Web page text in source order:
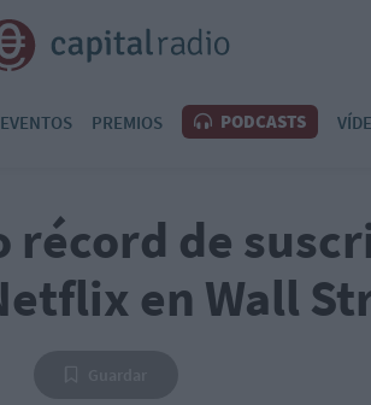
EVENTOS PREMIOS PODCASTS
récord de
en Wall